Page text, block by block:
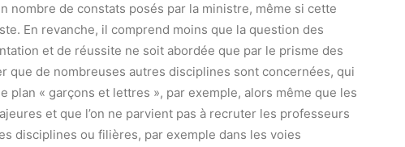
nombre de constats posés par la ministre, même si cette
En revanche, il comprend moins que la question des
et de réussite ne soit abordée que par le prisme des
que de nombreuses autres disciplines sont concernées, qui
plan « garçons et lettres », par exemple, alors même que les
et que l’on ne parvient pas à recruter les professeurs
disciplines ou filières, par exemple dans les voies